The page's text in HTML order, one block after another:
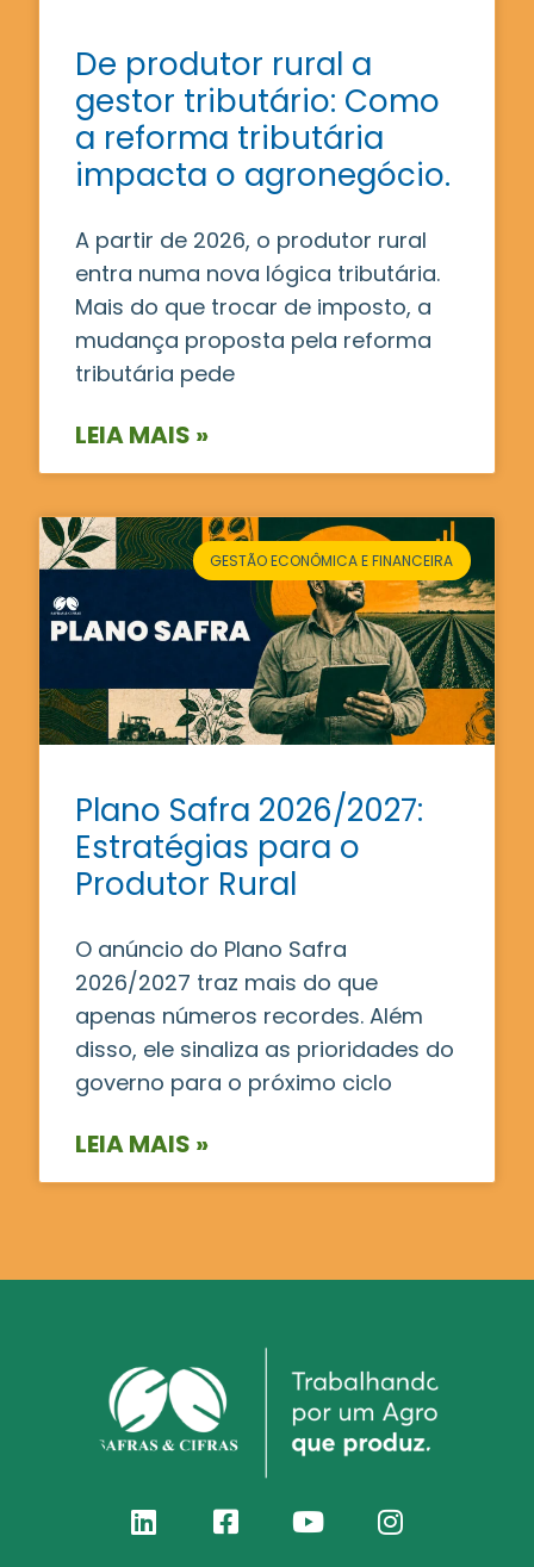
De produtor rural a
gestor tributário: Como
a reforma tributária
impacta o agronegócio.
A partir de 2026, o produtor rural
entra numa nova lógica tributária.
Mais do que trocar de imposto, a
mudança proposta pela reforma
tributária pede
LEIA MAIS »
GESTÃO ECONÔMICA E FINANCEIRA
Plano Safra 2026/2027:
Estratégias para o
Produtor Rural
O anúncio do Plano Safra
2026/2027 traz mais do que
apenas números recordes. Além
disso, ele sinaliza as prioridades do
governo para o próximo ciclo
LEIA MAIS »